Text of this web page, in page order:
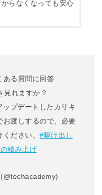
らなくなっても安心
ある質問に回答
見れますか？
プデートしたカリキ
お渡しするので、必要
ください。#駆け出し
積み上げ